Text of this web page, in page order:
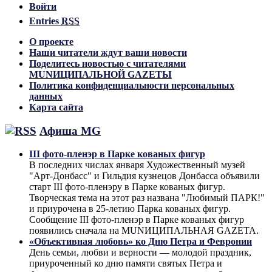
Войти
Entries RSS
О проекте
Наши читатели ждут ваши новости
Поделитесь новостью с читателями
MUNИЦИПАЛЬНОЙ GAZЕТЫ
Политика конфиденциальности персональных
данных
Карта сайта
Афиша MG
III фото-пленэр в Парке кованых фигур
В последних числах января Художественный музей
"Арт-Донбасс" и Гильдия кузнецов Донбасса объявили
старт III фото-пленэру в Парке кованых фигур.
Творческая тема на этот раз названа "Любимый ПАРК!"
и приурочена в 25-летию Парка кованых фигур.
Сообщение III фото-пленэр в Парке кованых фигур
появились сначала на MUNИЦИПАЛЬНАЯ GAZЕТА.
«Объективная любовь» ко Дню Петра и Февронии
День семьи, любви и верности — молодой праздник,
приуроченный ко дню памяти святых Петра и